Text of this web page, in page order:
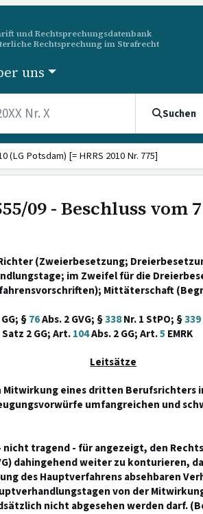
und Rechtsprechungsdatenbank
Rechtsprechung im Strafrecht
uns
Suchen
(LG Potsdam) [= HRRS 2010 Nr. 775]
09 - Beschluss vom
(Zweierbesetzung;
im Zweifel für die
Mittäterschaft
§76Abs. 2 GVG; §338Nr. 1 StPO; §339
2 GG; Art.104Abs. 2 GG; Art.5 EMRK
Leitsätze
Mitwirkung eines dritten Berufsrichters
umfangreichen und
nicht tragend - für angezeigt, den
dahingehend weiter zu konturieren,
des Hauptverfahrens absehbaren
von der
nicht abgesehen werden darf.